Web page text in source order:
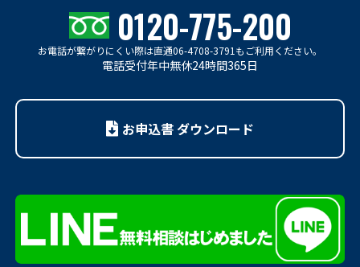
0120-775-200
お電話が繋がりにくい際は直通06-4708-3791もご利用ください。
電話受付年中無休24時間365日
お申込書 ダウンロード